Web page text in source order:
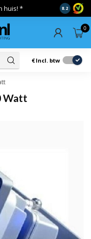
huis! * Gratis
8.2
0
€ Incl. btw
Watt